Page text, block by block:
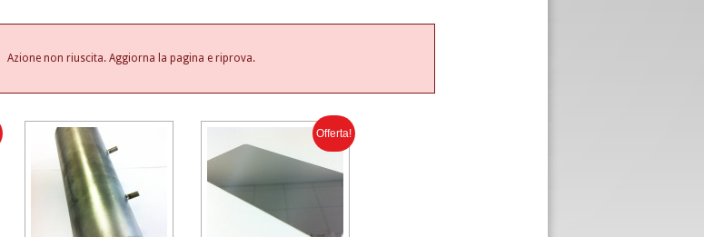
Azione non riuscita. Aggiorna la pagina e riprova.
Offerta!